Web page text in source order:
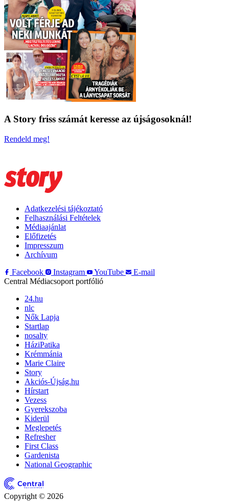
A Story friss számát keresse az újságosoknál!
Rendeld meg!
Adatkezelési tájékoztató
Felhasználási Feltételek
Médiaajánlat
Előfizetés
Impresszum
Archívum
Facebook
Instagram YouTube
E-mail
Central Médiacsoport portfólió
24.hu
nlc
Nők Lapja
Startlap
nosalty
HáziPatika
Krémmánia
Marie Claire
Story
Akciós-Újság.hu
Hírstart
Vezess
Gyerekszoba
Kiderül
Meglepetés
Refresher
First Class
Gardenista
National Geographic
Copyright © 2026